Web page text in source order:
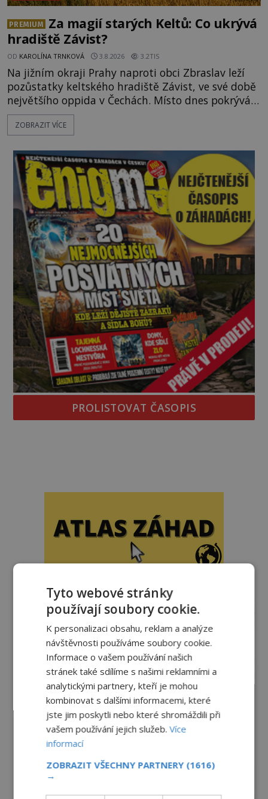
PREMIUM
Za magií starých Keltů: Co ukrývá
hradiště Závist?
OD KAROLÍNA TRNKOVÁ 3.8.2026 3.2TIS
Na jižním okraji Prahy naproti obci Zbraslav leží
pozůstatky keltského hradiště Závist, ve své době
největšího oppida v Čechách. Místo dnes pokrývá
les, zbytky po kdysi monumentálním hradišti jsou
ale v terénu patrné stále. Co dalšího tu po Keltech
vrch Hr
ZOBRAZIT VÍCE
PROLISTOVAT ČASOPIS
reklama
Tyto webové stránky
používají soubory cookie.
K personalizaci obsahu, reklam a analýze
návštěvnosti používáme soubory cookie.
Informace o vašem používání našich
stránek také sdílíme s našimi reklamními a
analytickými partnery, kteří je mohou
kombinovat s dalšími informacemi, které
jste jim poskytli nebo které shromáždili při
vašem používání jejich služeb.Více
informací
ZOBRAZIT VŠECHNY PARTNERY (1616)
→